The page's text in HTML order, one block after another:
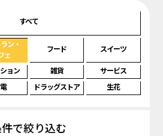
すべて
ン・
ェ
フード スイーツ
ョン 雑貨
サービス
ドラッグストア 生花
で絞り込む